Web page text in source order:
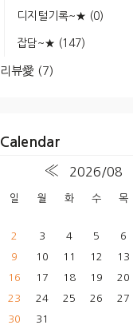
디지털기록~★ (0)
잡담~★ (147)
리뷰愛 (7)
Calendar
« 2026/08
일 월 화 수 목
2
3 4 5 6
9
10 11 12 13
16
17 18 19 20
23
24 25 26 27
30
31